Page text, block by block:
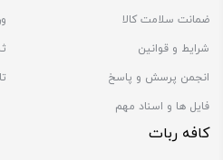
ضمانت سلامت کالا
شرایط و قوانین
انجمن پرسش و پاسخ
فایل ها و اسناد مهم
کافه ربات